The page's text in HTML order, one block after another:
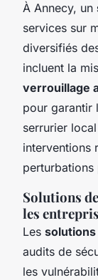
À Annecy, un
services sur
diversifiés
incluent la
verrouillage
pour garantir
serrurier
interventions
Solutions
les
Les
audits de
les